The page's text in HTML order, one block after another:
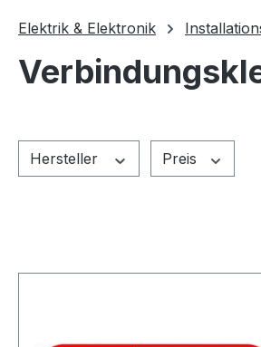
Elektrik & Elektronik
Hersteller Preis